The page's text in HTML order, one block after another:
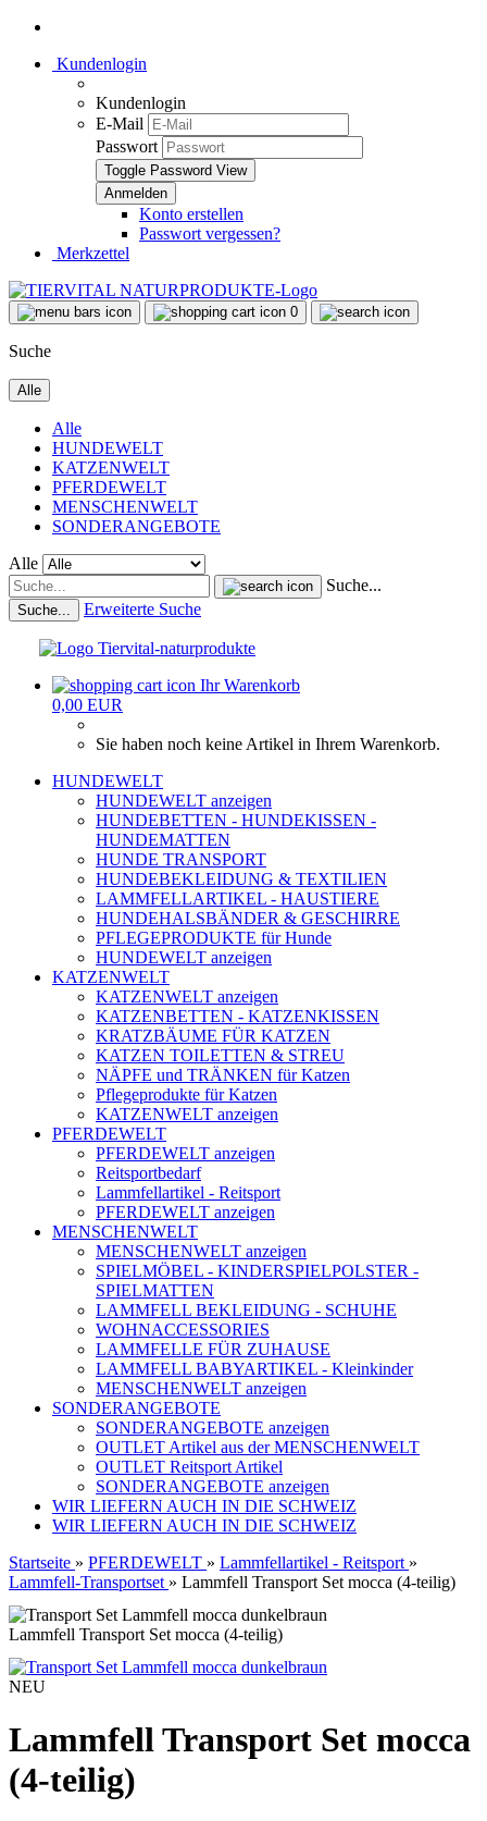
Kundenlogin
Kundenlogin
E-Mail
Passwort
Toggle Password View
Konto erstellen
Passwort vergessen?
Merkzettel
0
Suche
Alle
Alle
HUNDEWELT
KATZENWELT
PFERDEWELT
MENSCHENWELT
SONDERANGEBOTE
Alle
Suche...
Suche... Erweiterte Suche
Ihr Warenkorb
0,00 EUR
Sie haben noch keine Artikel in Ihrem Warenkorb.
HUNDEWELT
HUNDEWELT anzeigen
HUNDEBETTEN - HUNDEKISSEN -
HUNDEMATTEN
HUNDE TRANSPORT
HUNDEBEKLEIDUNG & TEXTILIEN
LAMMFELLARTIKEL - HAUSTIERE
HUNDEHALSBÄNDER & GESCHIRRE
PFLEGEPRODUKTE für Hunde
HUNDEWELT anzeigen
KATZENWELT
KATZENWELT anzeigen
KATZENBETTEN - KATZENKISSEN
KRATZBÄUME FÜR KATZEN
KATZEN TOILETTEN & STREU
NÄPFE und TRÄNKEN für Katzen
Pflegeprodukte für Katzen
KATZENWELT anzeigen
PFERDEWELT
PFERDEWELT anzeigen
Reitsportbedarf
Lammfellartikel - Reitsport
PFERDEWELT anzeigen
MENSCHENWELT
MENSCHENWELT anzeigen
SPIELMÖBEL - KINDERSPIELPOLSTER -
SPIELMATTEN
LAMMFELL BEKLEIDUNG - SCHUHE
WOHNACCESSORIES
LAMMFELLE FÜR ZUHAUSE
LAMMFELL BABYARTIKEL - Kleinkinder
MENSCHENWELT anzeigen
SONDERANGEBOTE
SONDERANGEBOTE anzeigen
OUTLET Artikel aus der MENSCHENWELT
OUTLET Reitsport Artikel
SONDERANGEBOTE anzeigen
WIR LIEFERN AUCH IN DIE SCHWEIZ
WIR LIEFERN AUCH IN DIE SCHWEIZ
Startseite » PFERDEWELT » Lammfellartikel - Reitsport »
Lammfell-Transportset » Lammfell Transport Set mocca (4-teilig)
Lammfell Transport Set mocca (4-teilig)
NEU
Lammfell Transport Set mocca
(4-teilig)